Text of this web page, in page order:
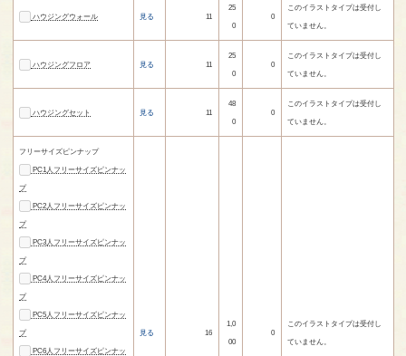
ハウジングウォール 見る 11
25
0
0
このイラストタイプは受付し
ていません。
ハウジングフロア 見る 11
25
0
0
このイラストタイプは受付し
ていません。
ハウジングセット 見る 11
48
0
0
このイラストタイプは受付し
ていません。
フリーサイズピンナップ
PC1人フリーサイズピンナッ
プ
PC2人フリーサイズピンナッ
プ
PC3人フリーサイズピンナッ
プ
PC4人フリーサイズピンナッ
プ
PC5人フリーサイズピンナッ
プ
PC6人フリーサイズピンナッ
見る 16
1,0
00
0
このイラストタイプは受付し
ていません。